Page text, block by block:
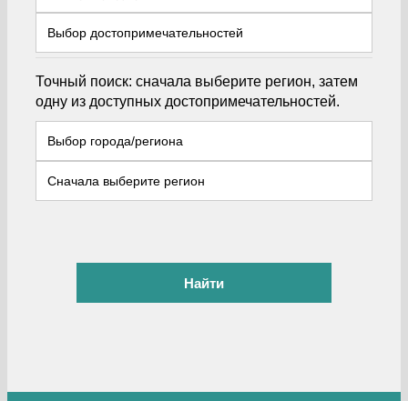
Точный поиск: сначала выберите регион, затем
одну из доступных достопримечательностей.
Найти